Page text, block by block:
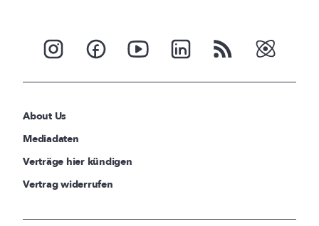
About Us
Mediadaten
Verträge hier kündigen
Vertrag widerrufen